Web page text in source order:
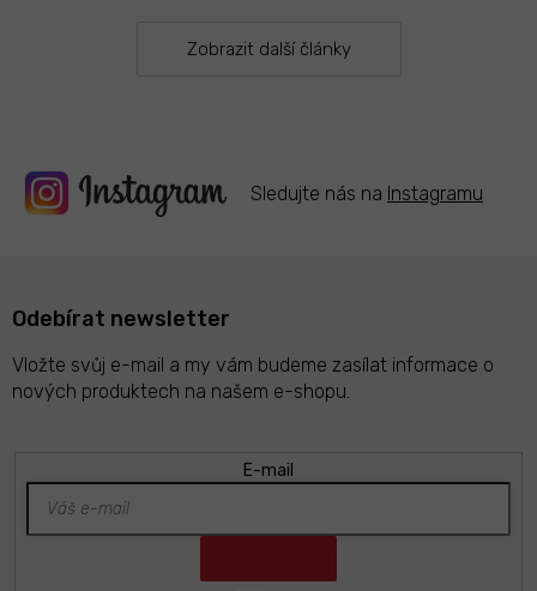
k
s
u
Zobrazit další články
Sledujte nás na Instagramu
Odebírat newsletter
Vložte svůj e-mail a my vám budeme zasílat informace o
nových produktech na našem e-shopu.
E-mail